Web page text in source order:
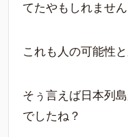
てたやもしれません
これも人の可能性
そぅ言えば日本列
でしたね？